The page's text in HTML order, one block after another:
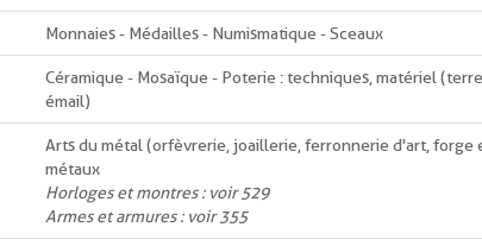
Monnaies - Médailles - Numismatique - Sceaux
Céramique - Mosaïque - Poterie : techniques, matériel
émail)
Arts du métal (orfèvrerie, joaillerie, ferronnerie d'art, forge
métaux
Horloges et montres : voir 529
Armes et armures : voir 355